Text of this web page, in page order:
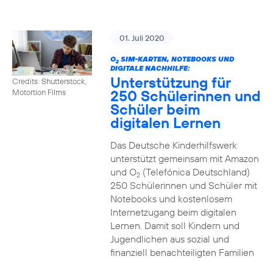
Credits: Shutterstock,
Motortion Films
01. Juli 2020
O2SIM-KARTEN, NOTEBOOKS UND
DIGITALE NACHHILFE:
Unterstützung für
250 Schülerinnen und
Schüler beim
digitalen Lernen
Das Deutsche Kinderhilfswerk
unterstützt gemeinsam mit Amazon
und O2(Telefónica Deutschland)
250 Schülerinnen und Schüler mit
Notebooks und kostenlosem
Internetzugang beim digitalen
Lernen. Damit soll Kindern und
Jugendlichen aus sozial und
finanziell benachteiligten Familien